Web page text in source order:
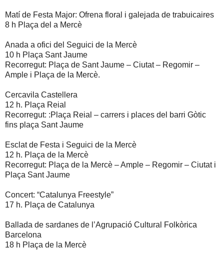
Matí de Festa Major: Ofrena floral i galejada de trabuicaires
8 h Plaça del a Mercè
Anada a ofici del Seguici de la Mercè
10 h Plaça Sant Jaume
Recorregut: Plaça de Sant Jaume – Ciutat – Regomir –
Ample i Plaça de la Mercè.
Cercavila Castellera
12 h. Plaça Reial
Recorregut: :Plaça Reial – carrers i places del barri Gòtic
fins plaça Sant Jaume
Esclat de Festa i Seguici de la Mercè
12 h. Plaça de la Mercè
Recorregut: Plaça de la Mercè – Ample – Regomir – Ciutat i
Plaça Sant Jaume
Concert: “Catalunya Freestyle”
17 h. Plaça de Catalunya
Ballada de sardanes de l’Agrupació Cultural Folkòrica
Barcelona
18 h Plaça de la Mercè